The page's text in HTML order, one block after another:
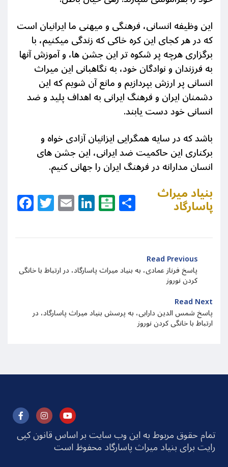
این وظیفه انسانی، فرهنگی و میهنی ما ایرانیان است
که در هر کجای این کره خاکی که زندگی میکنیم، با
برگزاری هرچه پر شکوه تر این جشن ها، و آموزش آنها
به فرزندان و نوادگان خود، به نگاهبانی این میراث
انسانی پر ارزش بپردازیم و مانع آن شویم که این
دشمنان ایران و فرهنگ ایرانی به اهداف پلید و ضد
انسانی خود دست یابند.
باشد که در سایه همگرایی ایزانیان آزادی خواه و
برکناری این حاکمیت ضد ایرانی، این جشن های
انسان مدارانه در فرهنگ ایران را جهانی کنیم.
Facebook
Twitter
EmailLinkedIn
Balatarin
Share
بنیاد میراث
پاسارگاد
Read Previous
پاسخ فرناز عمادی، به بنیاد میراث پاسارگاد، در ارتباط با خانگی
کردن نوروز
Read Next
پاسخ شمس الدین دارابی، به پرسش بنیاد میراث پاسارگاد، در
ارتباط با خانگی کردن نوروز
تمام حقوق مربوط به این وب سایت بر اساس قانون کپی
رایت برای بنیاد میراث پاسارگاد محفوظ است